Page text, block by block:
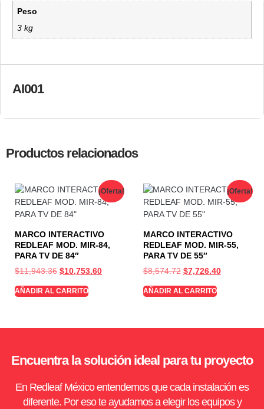
Peso
3 kg
AI001
Productos relacionados
¡Oferta!
MARCO INTERACTIVO
REDLEAF MOD. MIR-84,
PARA TV DE 84″
$11,943.36 $10,753.60
AÑADIR AL CARRITO
¡Oferta!
MARCO INTERACTIVO
REDLEAF MOD. MIR-55,
PARA TV DE 55″
$8,574.72 $7,726.40
AÑADIR AL CARRITO
Encuentra la solución ideal para tu proyecto
En Redleaf México entendemos que cada instalación es
diferente. Por eso te ayudamos a elegir los equipos y